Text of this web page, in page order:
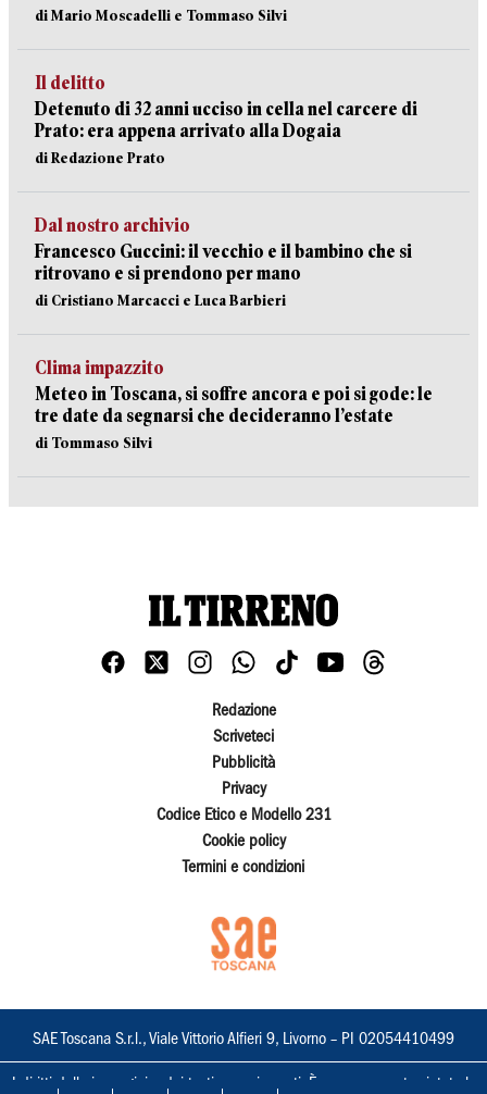
di Mario Moscadelli e Tommaso Silvi
Il delitto
Detenuto di 32 anni ucciso in cella nel carcere di
Prato: era appena arrivato alla Dogaia
di Redazione Prato
Dal nostro archivio
Francesco Guccini: il vecchio e il bambino che si
ritrovano e si prendono per mano
di Cristiano Marcacci e Luca Barbieri
Clima impazzito
Meteo in Toscana, si soffre ancora e poi si gode: le
tre date da segnarsi che decideranno l’estate
di Tommaso Silvi
Redazione
Scriveteci
Pubblicità
Privacy
Codice Etico e Modello 231
Cookie policy
Termini e condizioni
SAE Toscana S.r.l., Viale Vittorio Alfieri 9, Livorno – PI 02054410499
I diritti delle immagini e dei testi sono riservati. È espressamente vietata la